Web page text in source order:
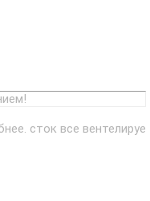
сток все вентелируе